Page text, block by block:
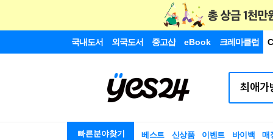
국내도서 외국도서 중고샵 eBook 크레마클럽
빠른분야찾기 베스트 신상품 이벤트 바이백 매